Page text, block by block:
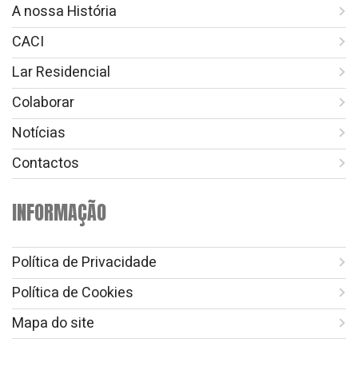
A nossa História
CACI
Lar Residencial
Colaborar
Notícias
Contactos
INFORMAÇÃO
Política de Privacidade
Política de Cookies
Mapa do site